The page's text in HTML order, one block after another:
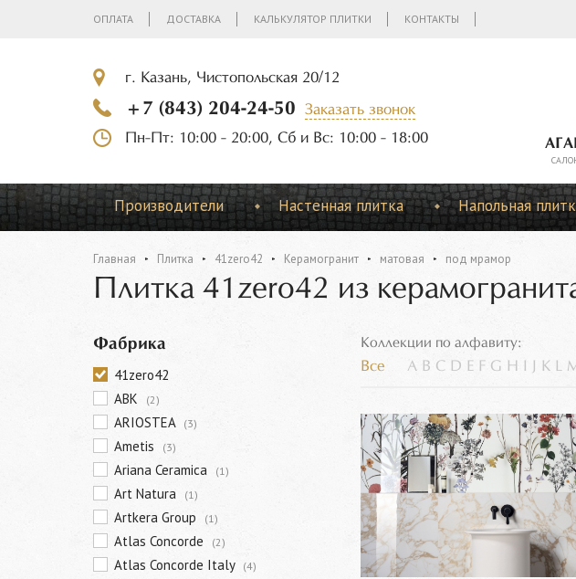
ОПЛАТА ДОСТАВКА КАЛЬКУЛЯТОР ПЛИТКИ КОНТАКТЫ
г. Казань, Чистопольская 20/12
+7 (843) 204-24-50
Заказать звонок
Пн-Пт: 10:00 - 20:00, Сб и Вс: 10:00 - 18:00
Производители Настенная плитка Напольная
Главная Плитка 41zero42 Керамогранит матовая под мрамор
Плитка 41zero42 из
Фабрика
41zero42
ABK
(2)
ARIOSTEA (3)
Ametis (3)
Ariana Ceramica (1)
Art Natura (1)
Artkera Group (1)
Atlas Concorde (2)
Atlas Concorde Italy (4)
Коллекции по алфавиту:
Все A B C D E F G H K L